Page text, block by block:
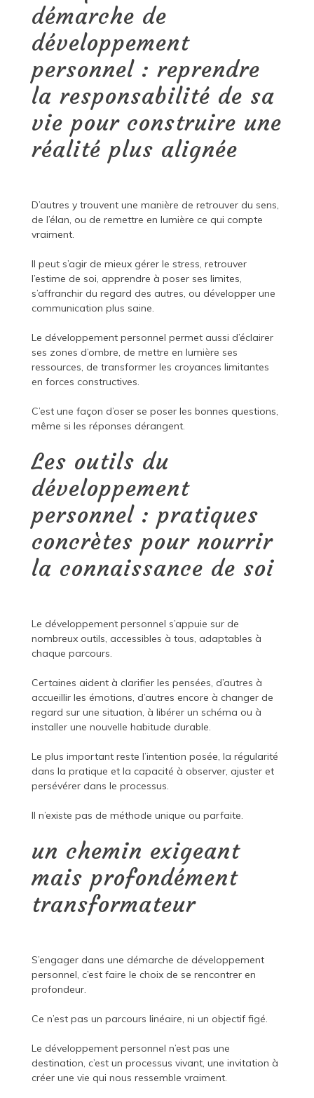
démarche de
développement
personnel : reprendre
la responsabilité de sa
vie pour construire une
réalité plus alignée
D’autres y trouvent une manière de retrouver du sens,
de l’élan, ou de remettre en lumière ce qui compte
vraiment.
Il peut s’agir de mieux gérer le stress, retrouver
l’estime de soi, apprendre à poser ses limites,
s’affranchir du regard des autres, ou développer une
communication plus saine.
Le développement personnel permet aussi d’éclairer
ses zones d’ombre, de mettre en lumière ses
ressources, de transformer les croyances limitantes
en forces constructives.
C’est une façon d’oser se poser les bonnes questions,
même si les réponses dérangent.
Les outils du
développement
personnel : pratiques
concrètes pour nourrir
la connaissance de soi
Le développement personnel s’appuie sur de
nombreux outils, accessibles à tous, adaptables à
chaque parcours.
Certaines aident à clarifier les pensées, d’autres à
accueillir les émotions, d’autres encore à changer de
regard sur une situation, à libérer un schéma ou à
installer une nouvelle habitude durable.
Le plus important reste l’intention posée, la régularité
dans la pratique et la capacité à observer, ajuster et
persévérer dans le processus.
Il n’existe pas de méthode unique ou parfaite.
un chemin exigeant
mais profondément
transformateur
S’engager dans une démarche de développement
personnel, c’est faire le choix de se rencontrer en
profondeur.
Ce n’est pas un parcours linéaire, ni un objectif figé.
Le développement personnel n’est pas une
destination, c’est un processus vivant, une invitation à
créer une vie qui nous ressemble vraiment.